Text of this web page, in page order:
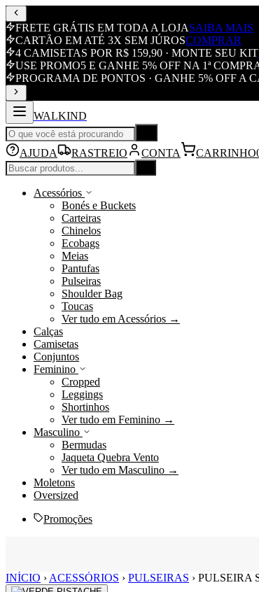
FRETE GRÁTIS EM TODA A LOJASAIBA MAIS
CARTÃO EM ATÉ 3X SEM JÚROSCOMPRAR
4 CAMISETAS POR R$ 159,90 · MONTE SEU KIT
USE PROMO5 E GANHE 5% OFF NA 1ª
PROGRAMA DE PONTOS · GANHE 5% OFF A
WALKIND
AJUDA RASTREIO CONTA CARRINHO
Acessórios
Bonés e Buckets
Carteiras
Chinelos
Ecobags
Meias
Pantufas
Pulseiras
Shoulder Bag
Toucas
Ver tudo em Acessórios →
Calças
Camisetas
Conjuntos
Feminino
Cropped
Leggings
Shortinhos
Ver tudo em Feminino →
Masculino
Bermudas
Jaqueta Quebra Vento
Ver tudo em Masculino →
Moletons
Oversized
Promoções
Ir
para
INÍCIO › ACESSÓRIOS › PULSEIRAS › PULSEIRA